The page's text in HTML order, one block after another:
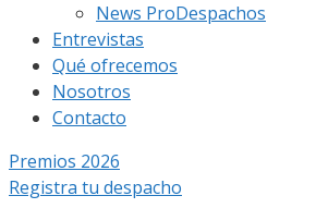
News ProDespachos
Entrevistas
Qué ofrecemos
Nosotros
Contacto
Premios 2026
Registra tu despacho